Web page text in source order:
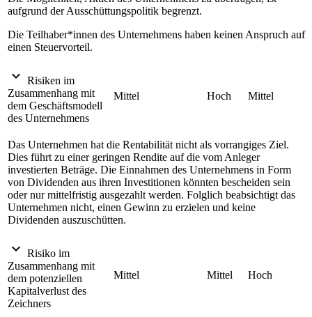
aufgrund der Ausschüttungspolitik begrenzt.
Die Teilhaber*innen des Unternehmens haben keinen Anspruch auf
einen Steuervorteil.
expand_more Risiken im
Zusammenhang mit
dem Geschäftsmodell
des Unternehmens
Mittel Hoch Mittel
Das Unternehmen hat die Rentabilität nicht als vorrangiges Ziel.
Dies führt zu einer geringen Rendite auf die vom Anleger
investierten Beträge. Die Einnahmen des Unternehmens in Form
von Dividenden aus ihren Investitionen könnten bescheiden sein
oder nur mittelfristig ausgezahlt werden. Folglich beabsichtigt das
Unternehmen nicht, einen Gewinn zu erzielen und keine
Dividenden auszuschütten.
expand_more Risiko im
Zusammenhang mit
dem potenziellen
Kapitalverlust des
Zeichners
Mittel Mittel Hoch